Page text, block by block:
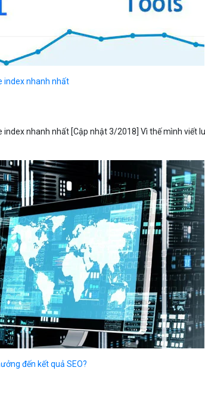
index nhanh nhất
index nhanh nhất [Cập nhật 3/2018] Vì thế mình viết
đến kết quả SEO?